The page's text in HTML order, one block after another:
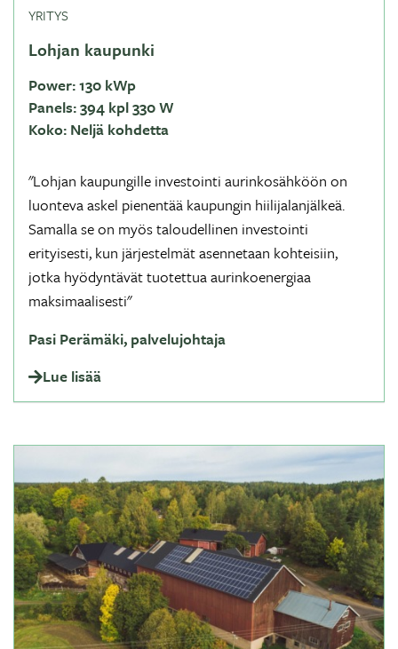
YRITYS
Lohjan kaupunki
Power:130 kWp
Panels:394 kpl 330 W
Koko: Neljä kohdetta
"Lohjan kaupungille investointi aurinkosähköön on
luonteva askel pienentää kaupungin hiilijalanjälkeä.
Samalla se on myös taloudellinen investointi
erityisesti, kun järjestelmät asennetaan kohteisiin,
jotka hyödyntävät tuotettua aurinkoenergiaa
maksimaalisesti"
Pasi Perämäki, palvelujohtaja
Lue lisää